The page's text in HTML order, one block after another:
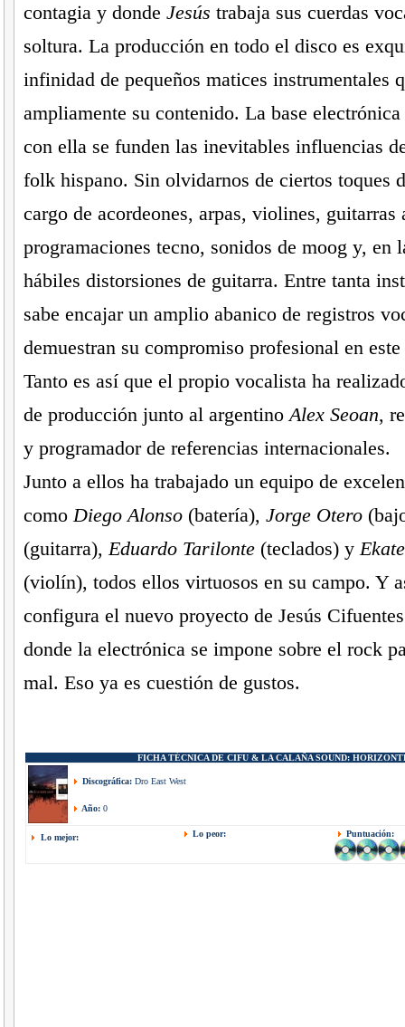
contagia y donde Jesús trabaja sus cuerdas
soltura. La producción en todo el disco es
infinidad de pequeños matices instrumentales
ampliamente su contenido. La base
con ella se funden las inevitables influencias
folk hispano. Sin olvidarnos de ciertos toques
cargo de acordeones, arpas, violines, guitarras
programaciones tecno, sonidos de moog y, en
hábiles distorsiones de guitarra. Entre tanta
sabe encajar un amplio abanico de registros
demuestran su compromiso profesional en
Tanto es así que el propio vocalista ha
de producción junto al argentinoAlex Seoan,
y programador de referencias internacionales.
Junto a ellos ha trabajado un equipo de
comoDiego Alonso(batería), Jorge Otero
(guitarra),Eduardo Tarilonte(teclados) y
(violín), todos ellos virtuosos en su campo. Y
configura el nuevo proyecto de Jesús
donde la electrónica se impone sobre el rock
mal. Eso ya es cuestión de gustos.
FICHA TÉCNICA DE CIFU & LA CALAÑA SOUND:
Discográfica:Dro East West
Año: 0
Lo mejor: Lo peor: Puntuación: